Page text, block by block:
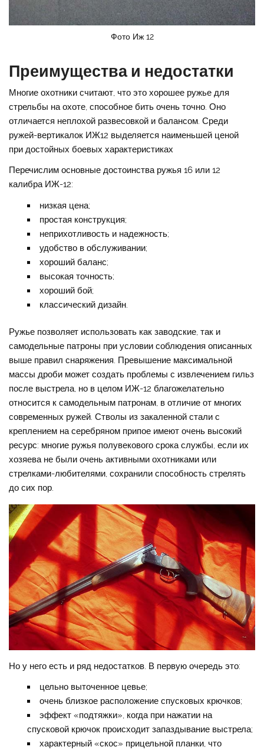
Фото Иж 12
Преимущества и недостатки
Многие охотники считают, что это хорошее ружье для
стрельбы на охоте, способное бить очень точно. Оно
отличается неплохой развесовкой и балансом. Среди
ружей-вертикалок ИЖ12 выделяется наименьшей ценой
при достойных боевых характеристиках
Перечислим основные достоинства ружья 16 или 12
калибра ИЖ-12:
низкая цена;
простая конструкция;
неприхотливость и надежность;
удобство в обслуживании;
хороший баланс;
высокая точность;
хороший бой;
классический дизайн.
Ружье позволяет использовать как заводские, так и
самодельные патроны при условии соблюдения описанных
выше правил снаряжения. Превышение максимальной
массы дроби может создать проблемы с извлечением гильз
после выстрела, но в целом ИЖ-12 благожелательно
относится к самодельным патронам, в отличие от многих
современных ружей. Стволы из закаленной стали с
креплением на серебряном припое имеют очень высокий
ресурс: многие ружья полувекового срока службы, если их
хозяева не были очень активными охотниками или
стрелками-любителями, сохранили способность стрелять
до сих пор.
Но у него есть и ряд недостатков. В первую очередь это:
цельно выточенное цевье;
очень близкое расположение спусковых крючков;
эффект «подтяжки», когда при нажатии на
спусковой крючок происходит запаздывание выстрела;
характерный «скос» прицельной планки, что